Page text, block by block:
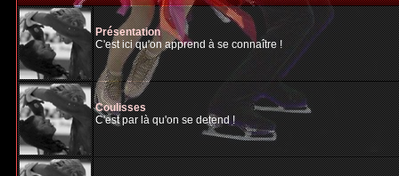
Présentation
C'est ici qu'on apprend à se connaître !
Coulisses
C'est par là qu'on se detend !